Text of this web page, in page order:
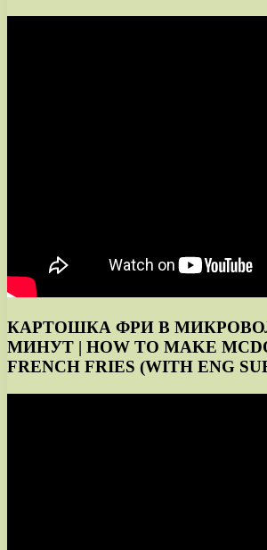
КАРТОШКА ФРИ В
МИНУТ | HOW TO MAKE
FRENCH FRIES (WITH ENG